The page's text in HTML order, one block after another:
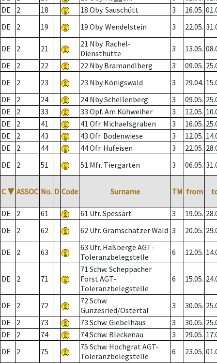
DE
2 18 18 Oby. Sauschütt 3 16.05.
DE
2 19 19 Oby. Wendelstein 3 22.05.
DE 2 21
21 Nby. Rachel-
Diensthütte
3 13.05.
DE
2 22 22 Nby Bramandlberg 3 09.05.
DE
2 23 23 Nby Königswald 3 29.04.
DE
2 24 24 Nby Schellenberg 3 09.05.
DE
2 33 33 Opf. Am Kühweiher 3 12.05.
DE
2 41 41 Ofr. Michaelsgraben 3 16.05.
DE
2 43 43 Ofr. Bodenwiese 3 12.05.
DE
2 44 44 Ofr. Hufeisen 3 22.05.
DE
2 51 51 Mfr. Tiergarten 3 06.05.
C ▼ ASSOC No. D Code Surname TM from
DE 2 61 61 Ufr. Spessart 3 19.05.
DE
2 62 62 Ufr. Gramschatzer Wald 3 20.05.
DE 2 63
63 Ufr. Haßberge AGT-
Toleranzbelegstelle
6 12.05.
DE 2 71
71 Schw. Scheppacher
Forst AGT-
Toleranzbelegstelle
6 15.05.
DE 2 72
72 Schw.
Gunzesried/Ostertal
3 30.05.
DE
2 73 73 Schw. Giebelhaus 3 30.05.
DE
2 74 74 Schw. Bleckenau 3 29.05.
DE
2 75
75 Schw. Hochgrat AGT-
Toleranzbelegstelle
6 23.05.